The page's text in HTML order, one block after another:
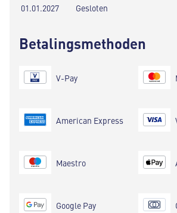
01.01.2027
Gesloten
Betalingsmethoden
V-Pay
American Express
Maestro
Google Pay